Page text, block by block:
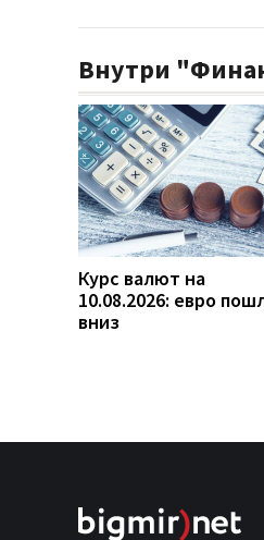
Внутри
Курс валют на
10.08.2026: евро
вниз